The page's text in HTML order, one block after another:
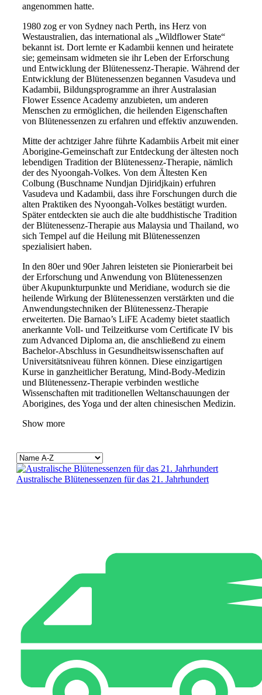
angenommen hatte.
1980 zog er von Sydney nach Perth, ins Herz von
Westaustralien, das international als „Wildflower State“
bekannt ist. Dort lernte er Kadambii kennen und heiratete
sie; gemeinsam widmeten sie ihr Leben der Erforschung
und Entwicklung der Blütenessenz-Therapie. Während der
Entwicklung der Blütenessenzen begannen Vasudeva und
Kadambii, Bildungsprogramme an ihrer Australasian
Flower Essence Academy anzubieten, um anderen
Menschen zu ermöglichen, die heilenden Eigenschaften
von Blütenessenzen zu erfahren und effektiv anzuwenden.
Mitte der achtziger Jahre führte Kadambiis Arbeit mit einer
Aborigine-Gemeinschaft zur Entdeckung der ältesten noch
lebendigen Tradition der Blütenessenz-Therapie, nämlich
der des Nyoongah-Volkes. Von dem Ältesten Ken
Colbung (Buschname Nundjan Djiridjkain) erfuhren
Vasudeva und Kadambii, dass ihre Forschungen durch die
alten Praktiken des Nyoongah-Volkes bestätigt wurden.
Später entdeckten sie auch die alte buddhistische Tradition
der Blütenessenz-Therapie aus Malaysia und Thailand, wo
sich Tempel auf die Heilung mit Blütenessenzen
spezialisiert haben.
In den 80er und 90er Jahren leisteten sie Pionierarbeit bei
der Erforschung und Anwendung von Blütenessenzen
über Akupunkturpunkte und Meridiane, wodurch sie die
heilende Wirkung der Blütenessenzen verstärkten und die
Anwendungstechniken der Blütenessenz-Therapie
erweiterten. Die Barnao’s LiFE Academy bietet staatlich
anerkannte Voll- und Teilzeitkurse vom Certificate IV bis
zum Advanced Diploma an, die anschließend zu einem
Bachelor-Abschluss in Gesundheitswissenschaften auf
Universitätsniveau führen können. Diese einzigartigen
Kurse in ganzheitlicher Beratung, Mind-Body-Medizin
und Blütenessenz-Therapie verbinden westliche
Wissenschaften mit traditionellen Weltanschauungen der
Aborigines, des Yoga und der alten chinesischen Medizin.
Show more
Australische Blütenessenzen für das 21. Jahrhundert